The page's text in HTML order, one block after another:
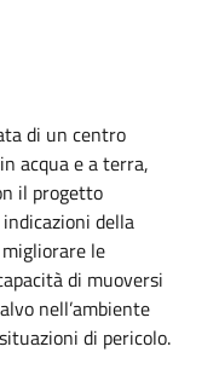
di un centro
acqua e a terra,
il progetto
della
le
di muoversi
nell’ambiente
di pericolo.